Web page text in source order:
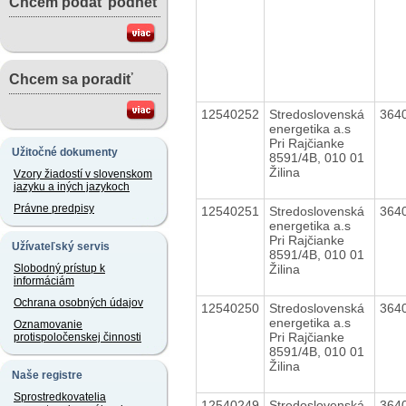
Chcem sa poradiť
Užitočné dokumenty
Vzory žiadostí v slovenskom
jazyku a iných jazykoch
Právne predpisy
Užívateľský servis
Slobodný prístup k
informáciám
Ochrana osobných údajov
Oznamovanie
protispoločenskej činnosti
Naše registre
Sprostredkovatelia
12540252
Stredoslovenská
energetika a.s
Pri Rajčianke
8591/4B, 010 01
Žilina
12540251
Stredoslovenská
energetika a.s
Pri Rajčianke
8591/4B, 010 01
Žilina
12540250
Stredoslovenská
energetika a.s
Pri Rajčianke
8591/4B, 010 01
Žilina